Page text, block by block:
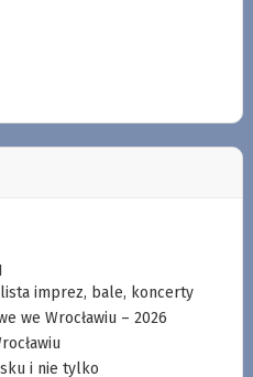
imprez, bale, koncerty
we Wrocławiu – 2026
i nie tylko